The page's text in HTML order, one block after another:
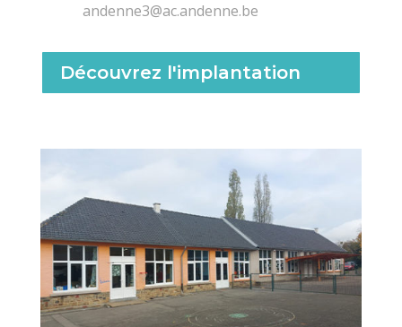
andenne3@ac.andenne.be
Découvrez l'implantation